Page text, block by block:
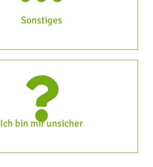
Sonstiges
Ich bin mir unsicher